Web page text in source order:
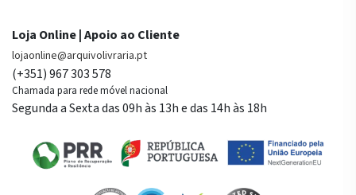
Loja Online | Apoio ao Cliente
lojaonline@arquivolivraria.pt
(+351) 967 303 578
Chamada para rede móvel nacional
Segunda a Sexta das 09h às 13h e das 14h às 18h